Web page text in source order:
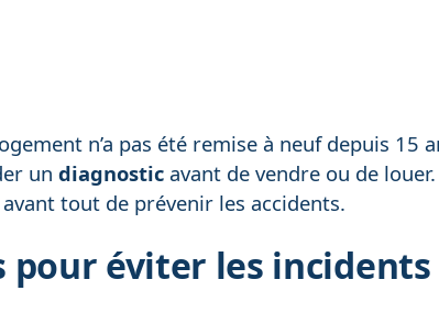
n’a pas été remise à neuf depuis 15
un diagnostic avant de vendre ou de
avant tout de prévenir les accidents.
pour éviter les incidents